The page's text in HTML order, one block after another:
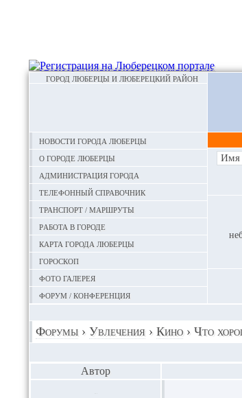
ГОРОД ЛЮБЕРЦЫ И ЛЮБЕРЕЦКИЙ РАЙОН
Новости города Люберцы
О городе Люберцы
Администрация города
Телефонный справочник
Транспорт / маршруты
Работа в городе
Карта города Люберцы
Гороскоп
Фото галерея
Форум / конференция
Форумы › Увлечения › Кино › Что
Автор